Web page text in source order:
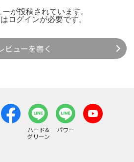
が投稿されています。
ログインが必要です。
ビューを書く
ハード&
グリーン
パワー